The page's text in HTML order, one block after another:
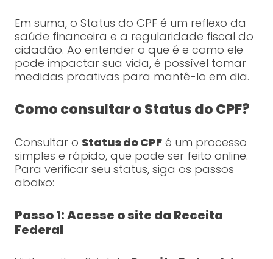
Em suma, o Status do CPF é um reflexo da
saúde financeira e a regularidade fiscal do
cidadão. Ao entender o que é e como ele
pode impactar sua vida, é possível tomar
medidas proativas para mantê-lo em dia.
Como consultar o Status do CPF?
Consultar o Status do CPFé um processo
simples e rápido, que pode ser feito online.
Para verificar seu status, siga os passos
abaixo:
Passo 1: Acesse o site da Receita
Federal